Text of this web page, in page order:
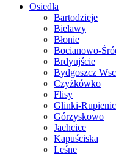
Osiedla
Bartodzieje
Bielawy
Błonie
Bocianowo-
Brdyujście
Bydgoszcz
Czyżkówko
Flisy
Glinki-
Górzyskowo
Jachcice
Kapuściska
Leśne